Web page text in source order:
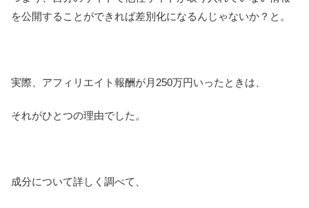
を公開することができれば差別化になるんじゃないか？と。
実際、アフィリエイト報酬が月250万円いったときは、
それがひとつの理由でした。
成分について詳しく調べて、